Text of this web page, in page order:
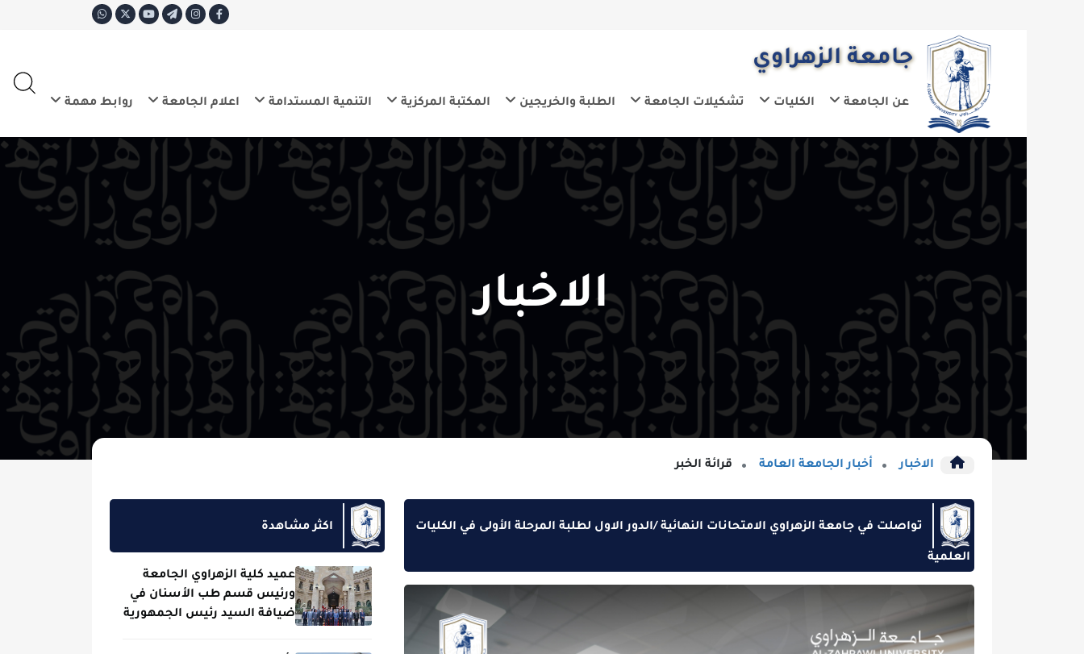
جامعة الزهراوي
عن الجامعة الكليات تشكيلات الجامعة الطلبة والخريجين المكتبة المركزية التنمية المستدامة اعلام الجامعة روابط مهمة
E
الاخبار
الاخبار أخبار الجامعة العامة قرائة الخبر
تواصلت في جامعة الزهراوي الامتحانات النهائية /الدور الاول لطلبة المرحلة الأولى في الكليات اكثر مشاهدة
عميد كلية الزهراوي الجامعة
ورئيس قسم طب الأسنان في
ضيافة السيد رئيس الجمهورية